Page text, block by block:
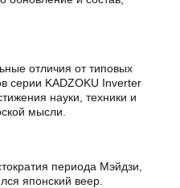
отличия от типовых
серии KADZOKU Inverter
науки, техники и
мысли.
периода Мэйдзи,
японский веер.